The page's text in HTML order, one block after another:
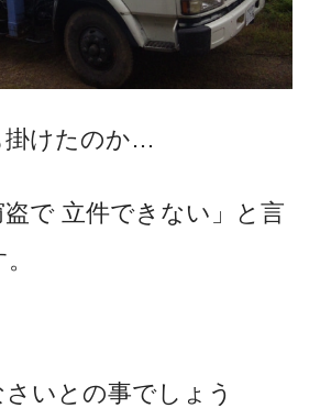
掛けたのか…
で 立件できない」と言
いとの事でしょう